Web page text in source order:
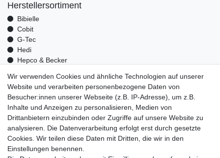
Herstellersortiment
Bibielle
Cobit
G-Tec
Hedi
Hepco & Becker
Optrel
Pressol
Telwin
Mehr über uns
Zahlungsarten
Versand
Kontakt
Wir verwenden Cookies und ähnliche Technologien auf unserer
Website und verarbeiten personenbezogene Daten von
Besucher:innen unserer Webseite (z.B. IP-Adresse), um z.B.
Inhalte und Anzeigen zu personalisieren, Medien von
Drittanbietern einzubinden oder Zugriffe auf unsere Website zu
analysieren. Die Datenverarbeitung erfolgt erst durch gesetzte
Cookies. Wir teilen diese Daten mit Dritten, die wir in den
Einstellungen benennen.